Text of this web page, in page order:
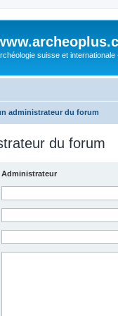
suisse et
administrateur du forum
du forum
Administrateur